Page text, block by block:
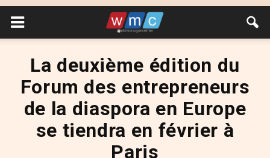
La deuxième édition du
Forum des entrepreneurs
de la diaspora en Europe
se tiendra en février à
Paris